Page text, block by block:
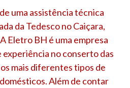
uma assistência técnica
da Tedesco noCaiçara,
Eletro BH é uma empresa
experiência no conserto das
mais diferentes tipos de
Além de contar